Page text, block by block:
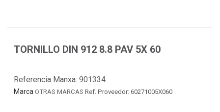
TORNILLO DIN 912 8.8 PAV 5X 60
Referencia Manxa: 901334
Marca OTRAS MARCAS Ref. Proveedor: 60271005X060